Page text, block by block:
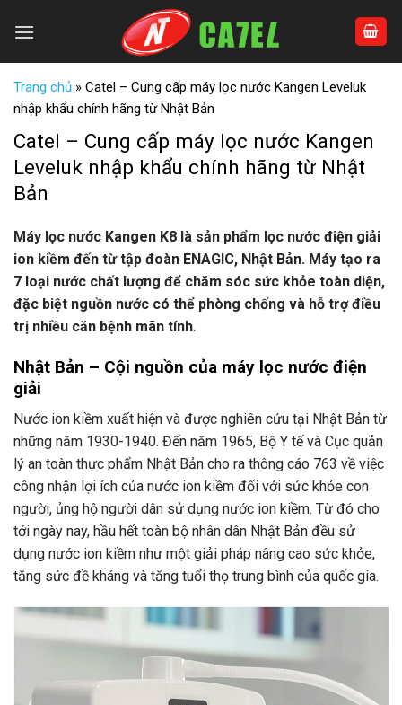
Trang chủ » Catel – Cung cấp máy lọc nước Kangen Leveluk
nhập khẩu chính hãng từ Nhật Bản
Catel – Cung cấp máy lọc nước Kangen
Leveluk nhập khẩu chính hãng từ Nhật
Bản
Máy lọc nước Kangen K8 là sản phẩm lọc nước điện giải
ion kiềm đến từ tập đoàn ENAGIC, Nhật Bản. Máy tạo ra
7 loại nước chất lượng để chăm sóc sức khỏe toàn diện,
đặc biệt nguồn nước có thể phòng chống và hỗ trợ điều
trị nhiều căn bệnh mãn tính.
Nhật Bản – Cội nguồn của máy lọc nước điện
giải
Nước ion kiềm xuất hiện và được nghiên cứu tại Nhật Bản từ
những năm 1930-1940. Đến năm 1965, Bộ Y tế và Cục quản
lý an toàn thực phẩm Nhật Bản cho ra thông cáo 763 về việc
công nhận lợi ích của nước ion kiềm đối với sức khỏe con
người, ủng hộ người dân sử dụng nước ion kiềm. Từ đó cho
tới ngày nay, hầu hết toàn bộ nhân dân Nhật Bản đều sử
dụng nước ion kiềm như một giải pháp nâng cao sức khỏe,
tăng sức đề kháng và tăng tuổi thọ trung bình của quốc gia.